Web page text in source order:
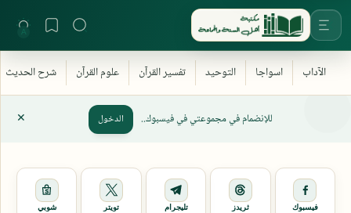
للإنضمام في مجموعتي في فيسبوك.. الدخول
فيسبوك ثريدز تليجرام تويتر شوبي